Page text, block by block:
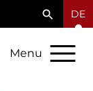
DE
Menu